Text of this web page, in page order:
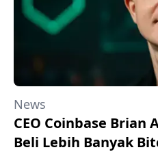
News
CEO Coinbase Brian
Beli Lebih Banyak